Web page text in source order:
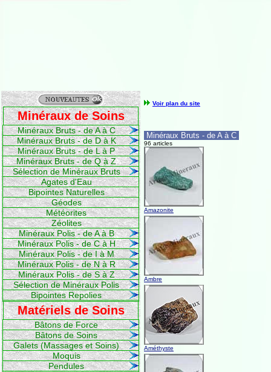
Minéraux de Soins
Minéraux Bruts - de A à C
Minéraux Bruts - de D à K
Minéraux Bruts - de L à P
Minéraux Bruts - de Q à Z
Sélection de Minéraux Bruts
Agates d'Eau
Bipointes Naturelles
Géodes
Météorites
Zéolites
Minéraux Polis - de A à B
Minéraux Polis - de C à H
Minéraux Polis - de I à M
Minéraux Polis - de N à R
Minéraux Polis - de S à Z
Sélection de Minéraux Polis
Bipointes Repolies
Matériels de Soins
Bâtons de Force
Bâtons de Soins
Galets (Massages et Soins)
Moquis
Pendules
Voir plan du site
Minéraux Bruts - de A à C
96 articles
Amazonite
Ambre
Améthyste